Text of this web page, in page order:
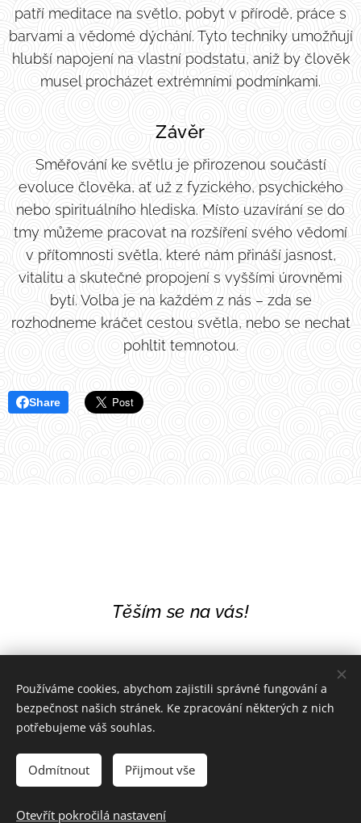
patří meditace na světlo, pobyt v přírodě, práce s
barvami a vědomé dýchání. Tyto techniky umožňují
hlubší napojení na vlastní podstatu, aniž by člověk
musel procházet extrémními podmínkami.
Závěr
Směřování ke světlu je přirozenou součástí
evoluce člověka, ať už z fyzického, psychického
nebo spirituálního hlediska. Místo uzavírání se do
tmy můžeme pracovat na rozšíření svého vědomí
v přítomnosti světla, které nám přináší jasnost,
vitalitu a skutečné propojení s vyššími úrovněmi
bytí. Volba je na každém z nás – zda se
rozhodneme kráčet cestou světla, nebo se nechat
pohltit temnotou.
Share
Těším se na vás!
Duchovní kurzy
Používáme cookies, abychom zajistili správné fungování a
bezpečnost našich stránek. Ke zpracování některých z nich
potřebujeme váš souhlas.
Odmítnout Přijmout vše
Otevřít pokročilá nastavení